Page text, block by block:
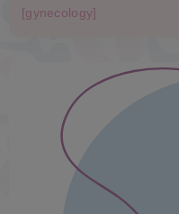
[gynecology]